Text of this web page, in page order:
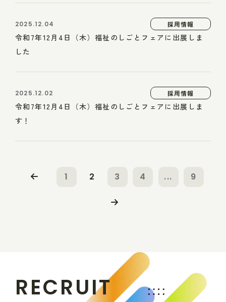
2025.12.04 採用情報
令和7年12月4日（木）福祉のしごとフェアに出展しま
した
2025.12.02 採用情報
令和7年12月4日（木）福祉のしごとフェアに出展しま
す！
1 2 3 4 ... 9
RECRUIT